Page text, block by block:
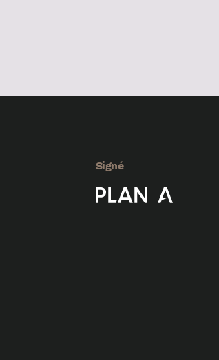
Signé